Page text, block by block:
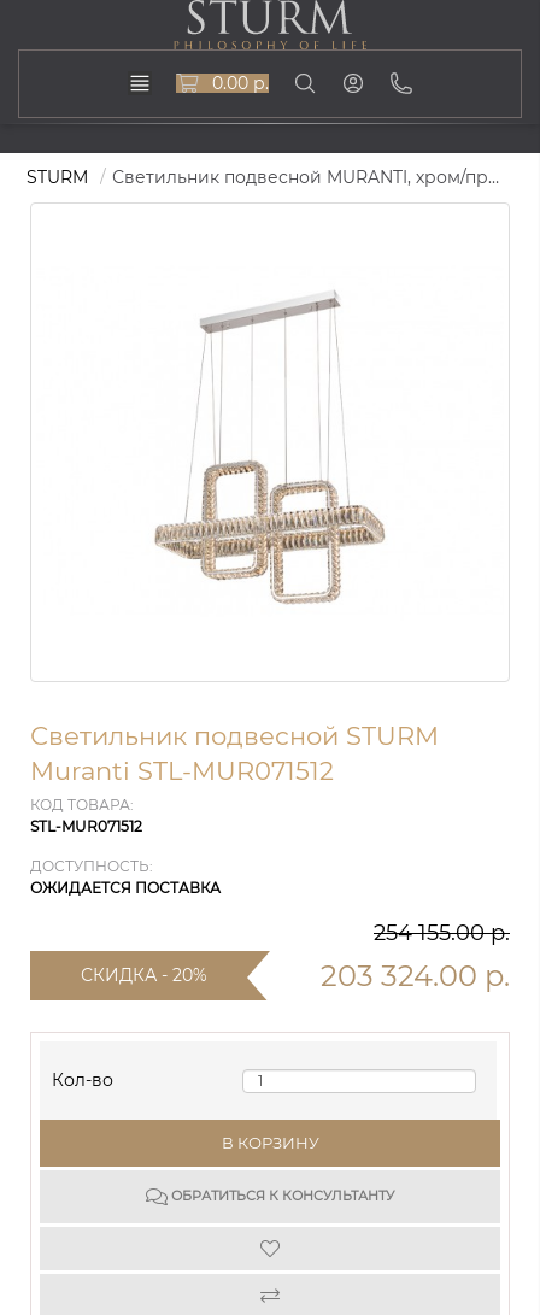
0.00 р.
STURM Светильник подвесной MURANTI, хром/прозрачный хрусталь, STL-MUR071512
Светильник подвесной STURM
Muranti STL-MUR071512
КОД ТОВАРА:
STL-MUR071512
ДОСТУПНОСТЬ:
ОЖИДАЕТСЯ ПОСТАВКА
254 155.00 р.
СКИДКА - 20% 203 324.00 р.
Кол-во
В КОРЗИНУ
ОБРАТИТЬСЯ К КОНСУЛЬТАНТУ